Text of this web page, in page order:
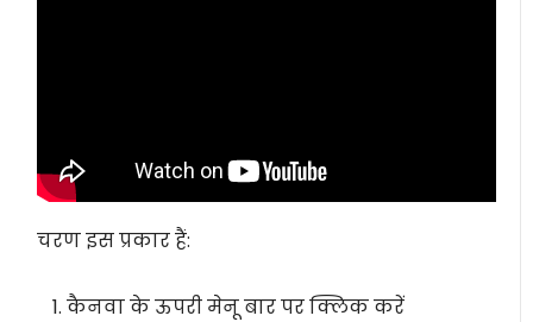
चरण इस प्रकार हैं:
कैनवा के ऊपरी मेनू बार पर क्लिक करें